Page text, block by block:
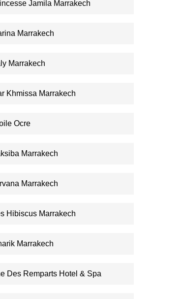
Jamila Marrakech
Marrakech
Marrakech
Khmissa Marrakech
Ocre
Marrakech
Marrakech
Hibiscus Marrakech
Marrakech
Des Remparts Hotel & Spa